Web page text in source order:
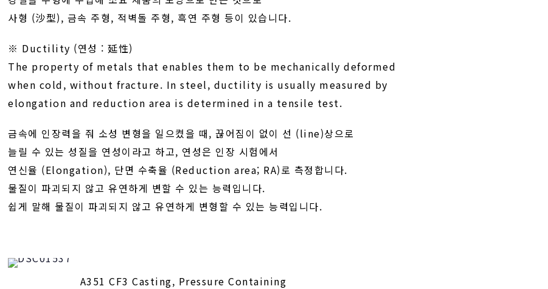
사형 (沙型), 금속 주형, 적벽돌 주형, 흑연 주형 등이 있습니다.
※ Ductility (연성 : 延性)
The property of metals that enables them to be mechanically deformed
when cold, without fracture. In steel, ductility is usually measured by
elongation and reduction area is determined in a tensile test.
금속에 인장력을 줘 소성 변형을 일으켰을 때, 끊어짐이 없이 선 (line)상으로
늘릴 수 있는 성질을 연성이라고 하고, 연성은 인장 시험에서
연신율 (Elongation), 단면 수축율 (Reduction area; RA)로 측정합니다.
물질이 파괴되지 않고 유연하게 변할 수 있는 능력입니다.
쉽게 말해 물질이 파괴되지 않고 유연하게 변형할 수 있는 능력입니다.
A351 CF3 Casting, Pressure Containing